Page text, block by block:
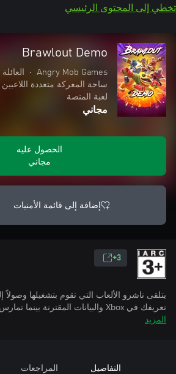
تخطي إلى المحتوى الرئيسي
Brawlout Demo
Angry Mob Games
•
ساحة المعركة متعددة اللاعبين
لعبة المنصة
مجاني
الحصول عليه
مجاني
إضافة إلى قائمة الأمنيات
3+
يتلقى ناشرو الألعاب التي تقوم بتشغيلها
تعريفك في Xbox والبيانات المقترنة بينما تمارس الألعاب.
المزيد
التفاصيل المراجعات